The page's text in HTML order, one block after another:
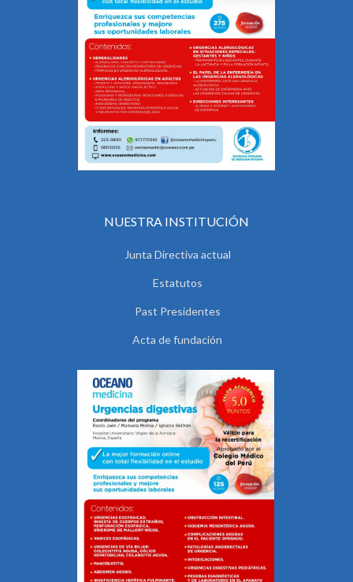
NUESTRA INSTITUCIÓN
Junta Directiva actual
Estatutos
Past Presidentes
Acta de fundación